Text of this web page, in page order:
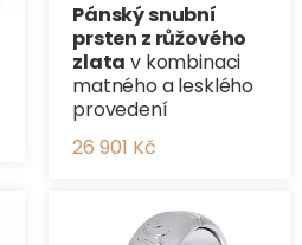
Pánský snubní
prsten z růžového
zlata v kombinaci
matného a lesklého
provedení
26 901 Kč